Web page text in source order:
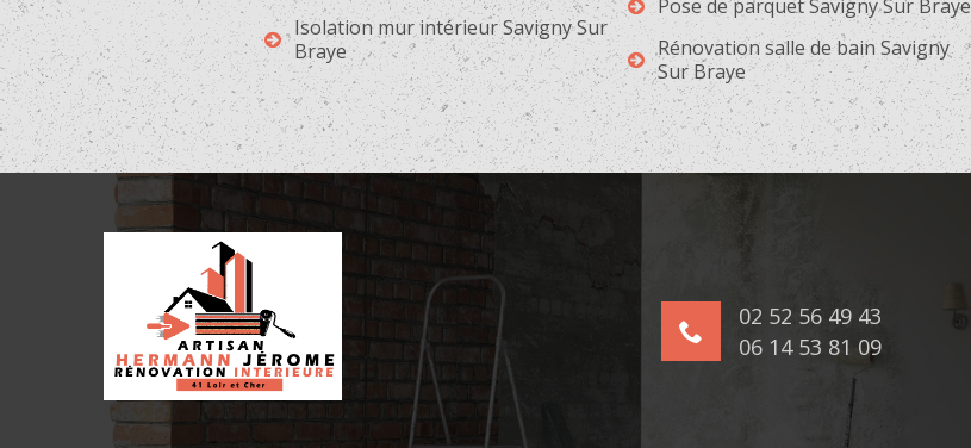
Isolation mur intérieur Savigny Sur
Braye
Pose de parquet Savigny Sur Braye
Rénovation salle de bain Savigny
Sur Braye
02 52 56 49 43
06 14 53 81 09